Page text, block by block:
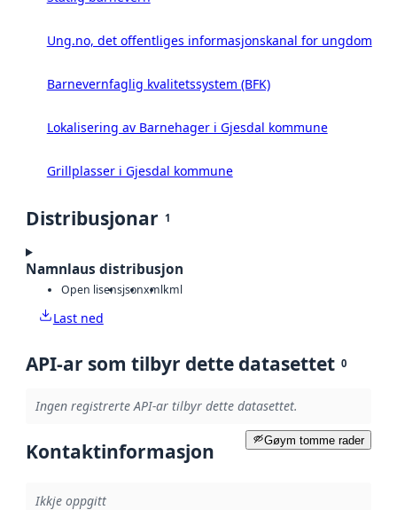
Ung.no, det offentliges informasjonskanal for ungdom
Barnevernfaglig kvalitetssystem (BFK)
Lokalisering av Barnehager i Gjesdal kommune
Grillplasser i Gjesdal kommune
Distribusjonar 1
Namnlaus distribusjon
Open lisensjsonxmlkml
Last ned
API-ar som tilbyr dette datasettet 0
Ingen registrerte API-ar tilbyr dette datasettet.
Gøym tomme rader
Kontaktinformasjon
Ikkje oppgitt